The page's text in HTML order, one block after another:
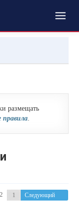
размещать
.
Следующий